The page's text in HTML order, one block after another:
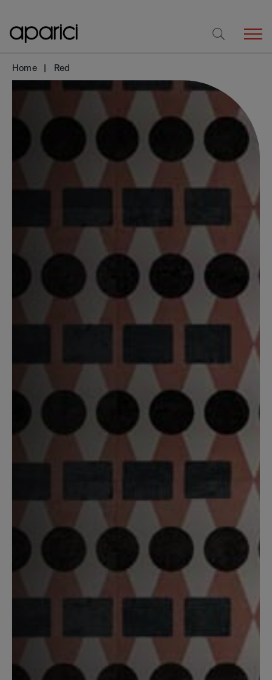
Home Red